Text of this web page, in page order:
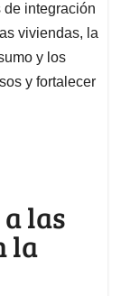
de integración
viviendas, la
y los
y fortalecer
las
la